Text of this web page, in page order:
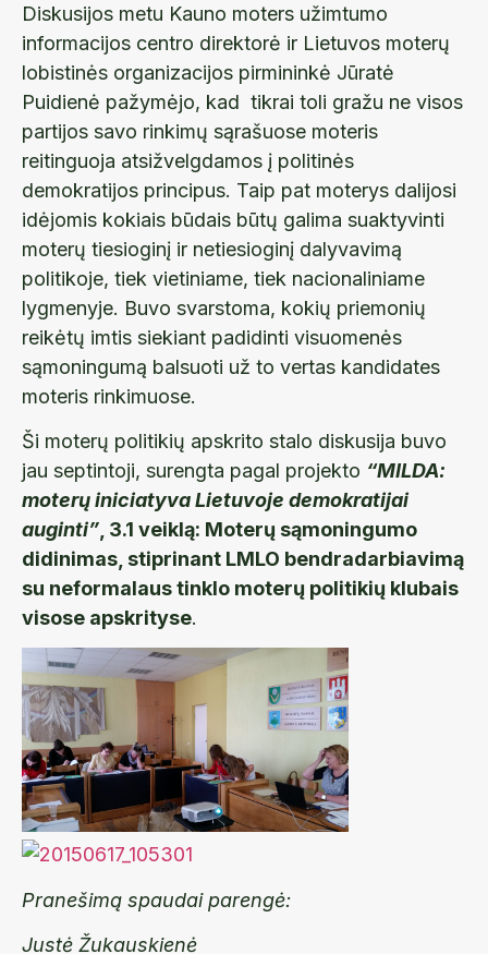
Diskusijos metu Kauno moters užimtumo
informacijos centro direktorė ir Lietuvos moterų
lobistinės organizacijos pirmininkė Jūratė
Puidienė pažymėjo, kad tikrai toli gražu ne visos
partijos savo rinkimų sąrašuose moteris
reitinguoja atsižvelgdamos į politinės
demokratijos principus. Taip pat moterys dalijosi
idėjomis kokiais būdais būtų galima suaktyvinti
moterų tiesioginį ir netiesioginį dalyvavimą
politikoje, tiek vietiniame, tiek nacionaliniame
lygmenyje. Buvo svarstoma, kokių priemonių
reikėtų imtis siekiant padidinti visuomenės
sąmoningumą balsuoti už to vertas kandidates
moteris rinkimuose.
Ši moterų politikių apskrito stalo diskusija buvo
jau septintoji, surengta pagal projekto “MILDA:
moterų iniciatyva Lietuvoje demokratijai
auginti” , 3.1 veiklą: Moterų sąmoningumo
didinimas, stiprinant LMLO bendradarbiavimą
su neformalaus tinklo moterų politikių klubais
visose apskrityse.
Pranešimą spaudai parengė:
Justė Žukauskienė